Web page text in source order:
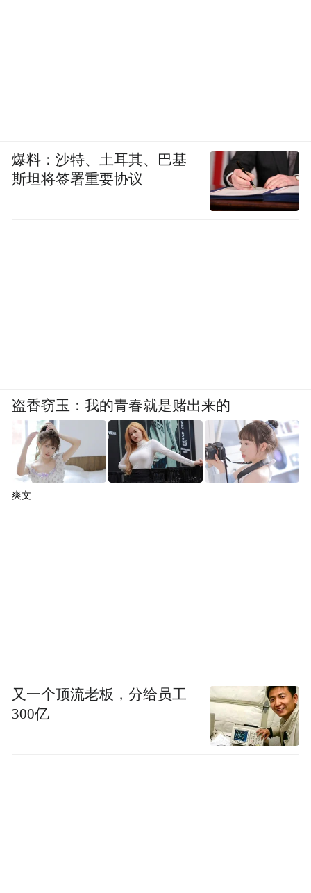
爆料：沙特、土耳其、巴基
斯坦将签署重要协议
盗香窃玉：我的青春就是赌出来的
爽文
又一个顶流老板，分给员工
300亿